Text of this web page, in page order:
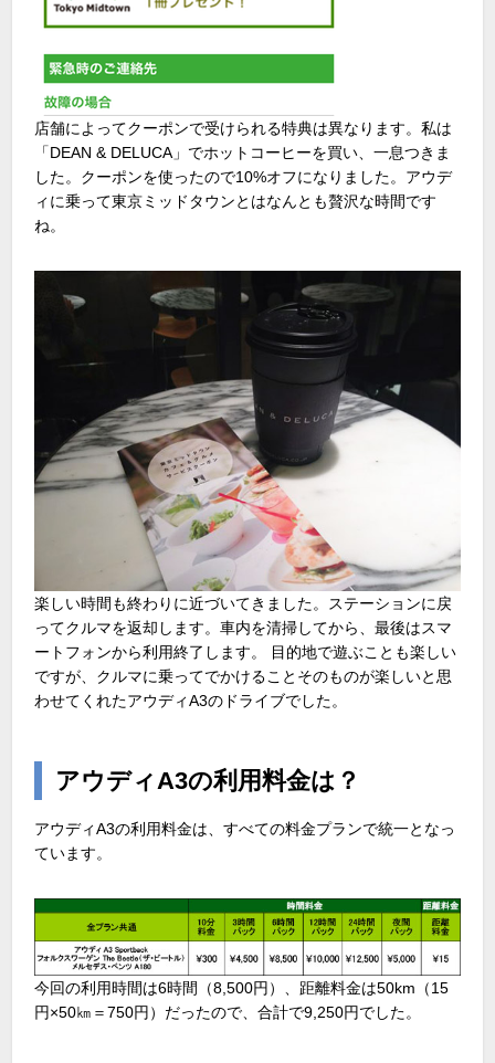
店舗によってクーポンで受けられる特典は異なります。私は
「DEAN & DELUCA」でホットコーヒーを買い、一息つきま
した。クーポンを使ったので10%オフになりました。アウデ
ィに乗って東京ミッドタウンとはなんとも贅沢な時間です
ね。
楽しい時間も終わりに近づいてきました。ステーションに戻
ってクルマを返却します。車内を清掃してから、最後はスマ
ートフォンから利用終了します。 目的地で遊ぶことも楽しい
ですが、クルマに乗ってでかけることそのものが楽しいと思
わせてくれたアウディA3のドライブでした。
アウディA3の利用料金は？
アウディA3の利用料金は、すべての料金プランで統一となっ
ています。
今回の利用時間は6時間（8,500円）、距離料金は50km（15
円×50㎞＝750円）だったので、合計で9,250円でした。